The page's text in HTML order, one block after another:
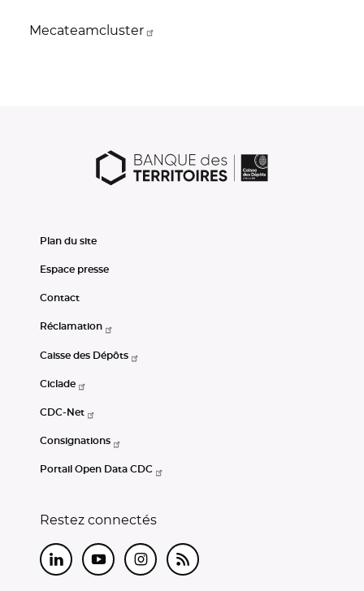
Mecateamcluster
Plan du site
Espace presse
Contact
Réclamation
Caisse des Dépôts
Ciclade
CDC-Net
Consignations
Portail Open Data CDC
Restez connectés
LinkedInYoutubeInstagram
RSS